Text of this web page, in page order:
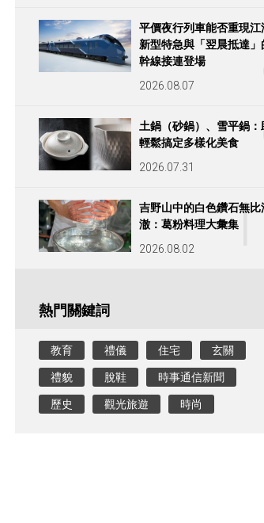
平價夜行列車能否重現江
新型特急與「翌晨抵達」
幹線接連登場
2026.08.07
土鍋（砂鍋）、雪平鍋：
輕鬆搞定多樣化美食
2026.07.31
吉野山中的白色鑽石無比
澈：葛粉料理大彙集
2026.08.02
熱門關鍵詞
教育 禮儀 住宅 玄關
禮貌 脫鞋 時事通信新聞
歷史 觀光旅遊 時尚